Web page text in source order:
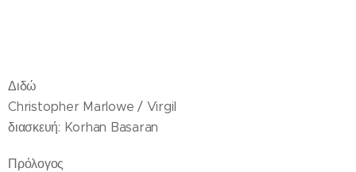
Διδώ
Christopher Marlowe / Virgil
διασκευή: Korhan Basaran
Πρόλογος